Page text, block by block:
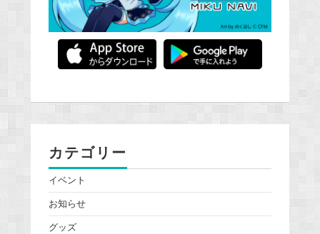
カテゴリー
イベント
お知らせ
グッズ